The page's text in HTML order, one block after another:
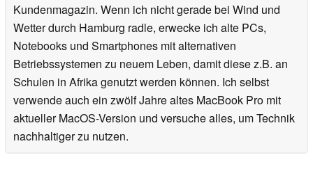
Kundenmagazin. Wenn ich nicht gerade bei Wind und
Wetter durch Hamburg radle, erwecke ich alte PCs,
Notebooks und Smartphones mit alternativen
Betriebssystemen zu neuem Leben, damit diese z.B. an
Schulen in Afrika genutzt werden können. Ich selbst
verwende auch ein zwölf Jahre altes MacBook Pro mit
aktueller MacOS-Version und versuche alles, um Technik
nachhaltiger zu nutzen.